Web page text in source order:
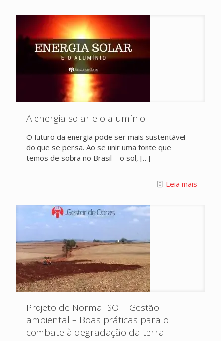
A energia solar e o alumínio
O futuro da energia pode ser mais sustentável
do que se pensa. Ao se unir uma fonte que
temos de sobra no Brasil – o sol, […]
Leia mais
Projeto de Norma ISO | Gestão
ambiental – Boas práticas para o
combate à degradação da terra